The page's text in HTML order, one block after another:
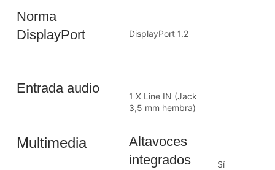
Norma
DisplayPort
DisplayPort 1.2
Entrada audio
1 X Line IN (Jack
3,5 mm hembra)
Multimedia
Altavoces
integrados
Sí